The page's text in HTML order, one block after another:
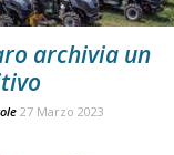
archivia un
27 Marzo 2023